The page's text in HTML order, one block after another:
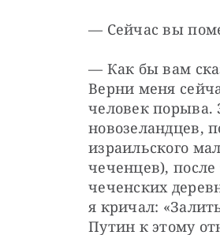
— Сейчас вы
— Как бы вам
Верни меня
человек порыва.
новозеландцев,
израильского
чеченцев),
чеченских
я кричал:
Путин к этому